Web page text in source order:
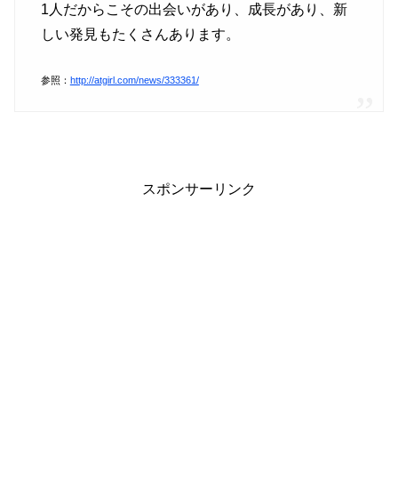
1人だからこその出会いがあり、成長があり、新
しい発見もたくさんあります。
参照： http://atgirl.com/news/333361/
スポンサーリンク